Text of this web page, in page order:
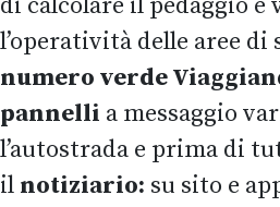
di calcolare il pedaggio e
l’operatività delle aree di
numero verde
pannelli a messaggio
l’autostrada e prima di
il notiziario: su sito e